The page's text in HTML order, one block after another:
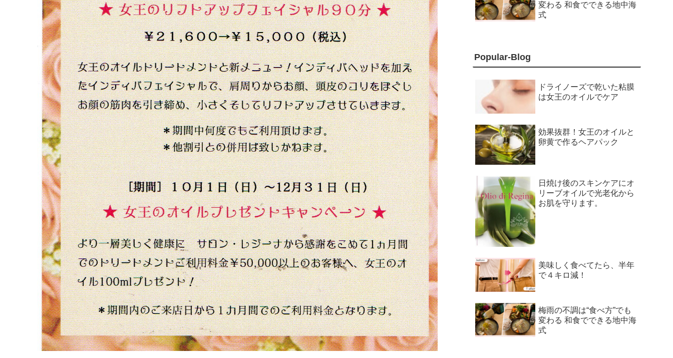
変わる 和食でできる地中海
式
Popular-Blog
ドライノーズで乾いた粘膜
は女王のオイルでケア
効果抜群！女王のオイルと
卵黄で作るヘアパック
日焼け後のスキンケアにオ
リーブオイルで光老化から
お肌を守ります。
美味しく食べてたら、半年
で４キロ減！
梅雨の不調は“食べ方”でも
変わる 和食でできる地中海
式